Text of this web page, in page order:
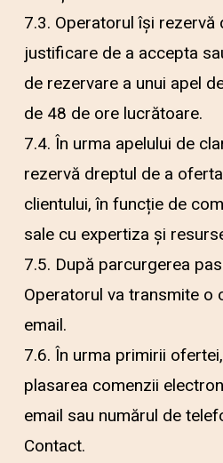
7.3. Operatorul își
justificare de a accepta
de rezervare a unui apel
de 48 de ore lucrătoare.
7.4. În urma apelului de
rezervă dreptul de a
clientului, în funcție de
sale cu expertiza și
7.5. După parcurgerea
Operatorul va transmite o
email.
7.6. În urma primirii
plasarea comenzii
email sau numărul de
Contact.